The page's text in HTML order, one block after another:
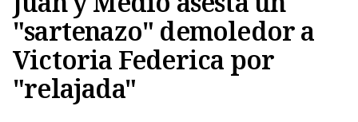
"sartenazo" demoledor a
Victoria Federica por
"relajada"